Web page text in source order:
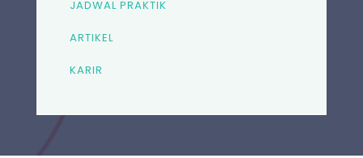
JADWAL PRAKTIK
ARTIKEL
KARIR